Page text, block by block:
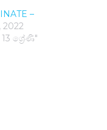
–
2022
13 ශ්‍රේණි"